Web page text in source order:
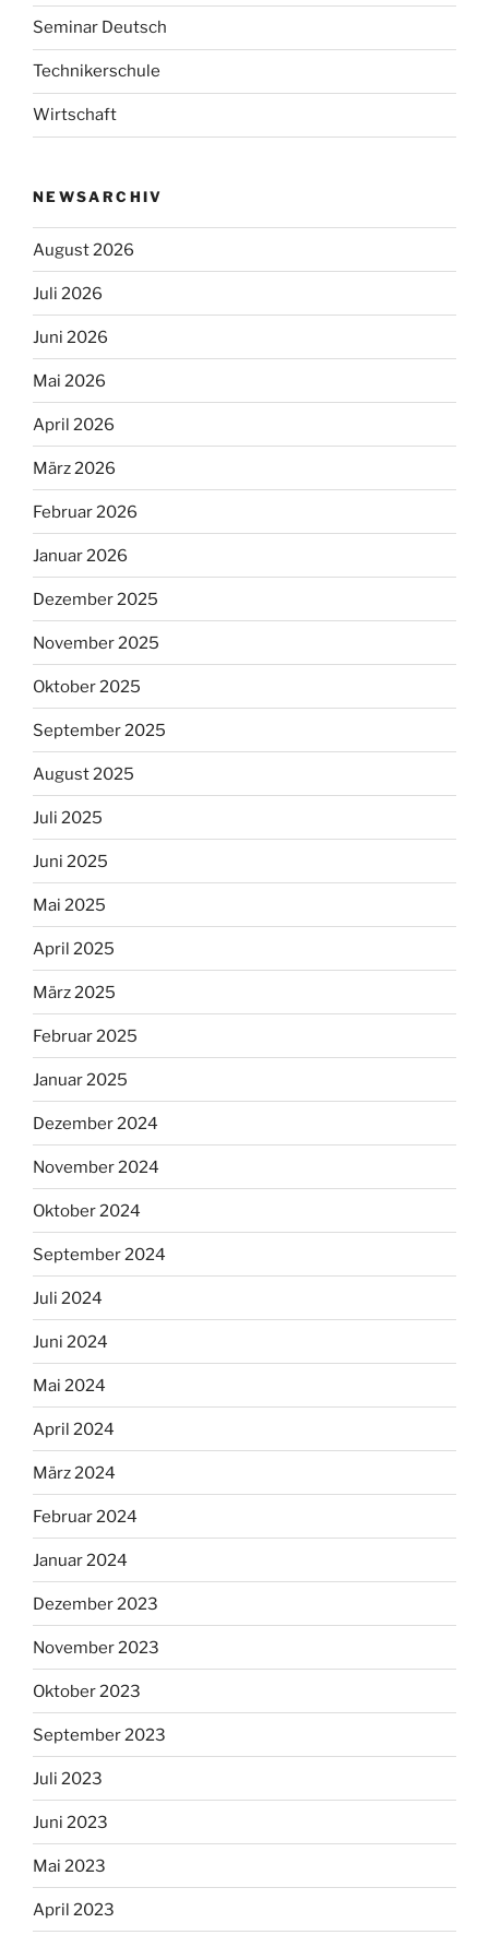
Seminar Deutsch
Technikerschule
Wirtschaft
NEWSARCHIV
August 2026
Juli 2026
Juni 2026
Mai 2026
April 2026
März 2026
Februar 2026
Januar 2026
Dezember 2025
November 2025
Oktober 2025
September 2025
August 2025
Juli 2025
Juni 2025
Mai 2025
April 2025
März 2025
Februar 2025
Januar 2025
Dezember 2024
November 2024
Oktober 2024
September 2024
Juli 2024
Juni 2024
Mai 2024
April 2024
März 2024
Februar 2024
Januar 2024
Dezember 2023
November 2023
Oktober 2023
September 2023
Juli 2023
Juni 2023
Mai 2023
April 2023